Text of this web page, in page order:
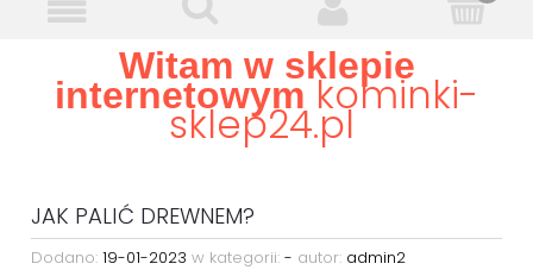
Witam w sklepie
internetowym kominki-
sklep24.pl
JAK PALIĆ DREWNEM?
Dodano: 19-01-2023 w kategorii: - autor: admin2